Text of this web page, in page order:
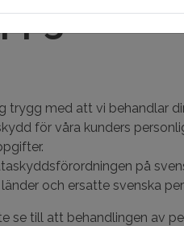
trygg med att vi behandlar
för våra kunders
på
och ersatte svenska
se till att behandlingen av